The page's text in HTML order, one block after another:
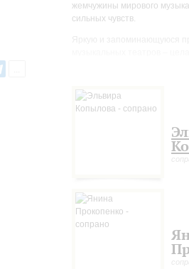
жемчужины мирового
сильных чувств.